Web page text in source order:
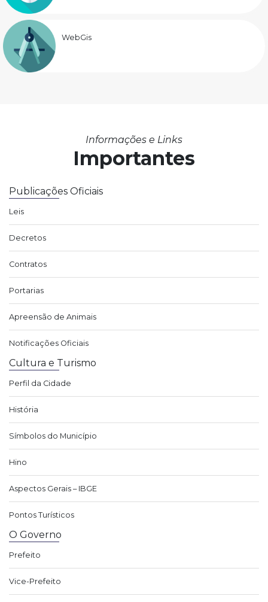
WebGis
Informações e Links
Importantes
Publicações Oficiais
Leis
Decretos
Contratos
Portarias
Apreensão de Animais
Notificações Oficiais
Cultura e Turismo
Perfil da Cidade
História
Símbolos do Município
Hino
Aspectos Gerais – IBGE
Pontos Turísticos
O Governo
Prefeito
Vice-Prefeito